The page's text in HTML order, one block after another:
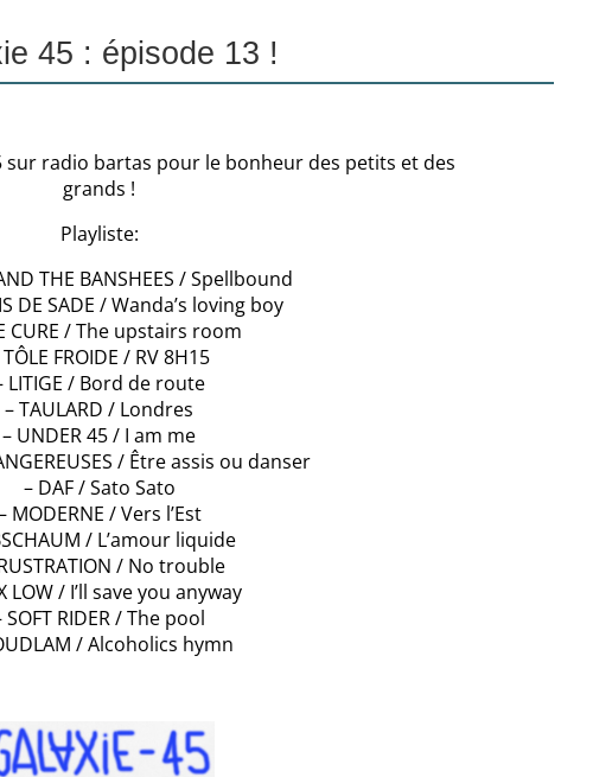
45 : épisode 13 !
sur radio bartas pour le bonheur des petits et des
grands !
Playliste:
THE BANSHEES / Spellbound
DE SADE / Wanda’s loving boy
CURE / The upstairs room
FROIDE / RV 8H15
LITIGE / Bord de route
– TAULARD / Londres
– UNDER 45 / I am me
/ Être assis ou danser
– DAF / Sato Sato
MODERNE / Vers l’Est
/ L’amour liquide
/ No trouble
LOW / I’ll save you anyway
SOFT RIDER / The pool
/ Alcoholics hymn